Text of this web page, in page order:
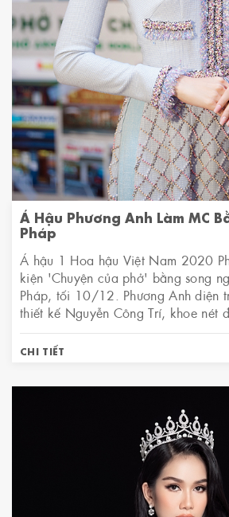
Á Hậu Phương Anh Làm MC
Pháp
Á hậu 1 Hoa hậu Việt Nam 2020
kiện 'Chuyện của phở' bằng song
Pháp, tối 10/12. Phương Anh diện
thiết kế Nguyễn Công Trí, khoe nét
CHI TIẾT